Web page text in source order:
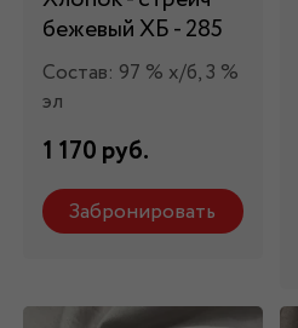
бежевый ХБ - 285
Состав: 97 % х/б, 3 %
эл
1 170 руб.
Забронировать